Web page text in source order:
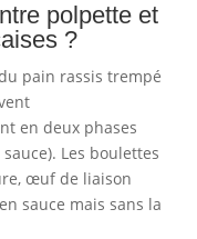
polpette et
?
pain rassis trempé
en deux phases
Les boulettes
œuf de liaison
sauce mais sans la